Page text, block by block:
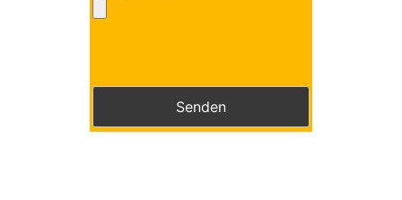
Bitte lasse dieses Feld leer.